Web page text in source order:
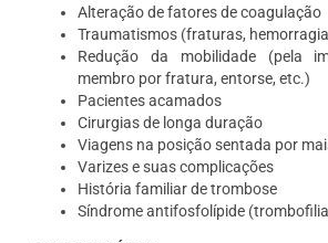
Alteraçãode fatores de coagulação
Traumatismos (fraturas,
Redução da mobilidade (pela
membro por fratura, entorse, etc.)
Pacientes acamados
Cirurgias de longa duração
Viagens na posição sentada por
Varizes e suas complicações
História familiar de trombose
Síndrome antifosfolípide